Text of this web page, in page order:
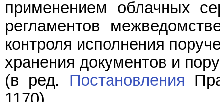
применением облачных
регламентов
контроля исполнения
хранения документов и
(в ред. Постановления